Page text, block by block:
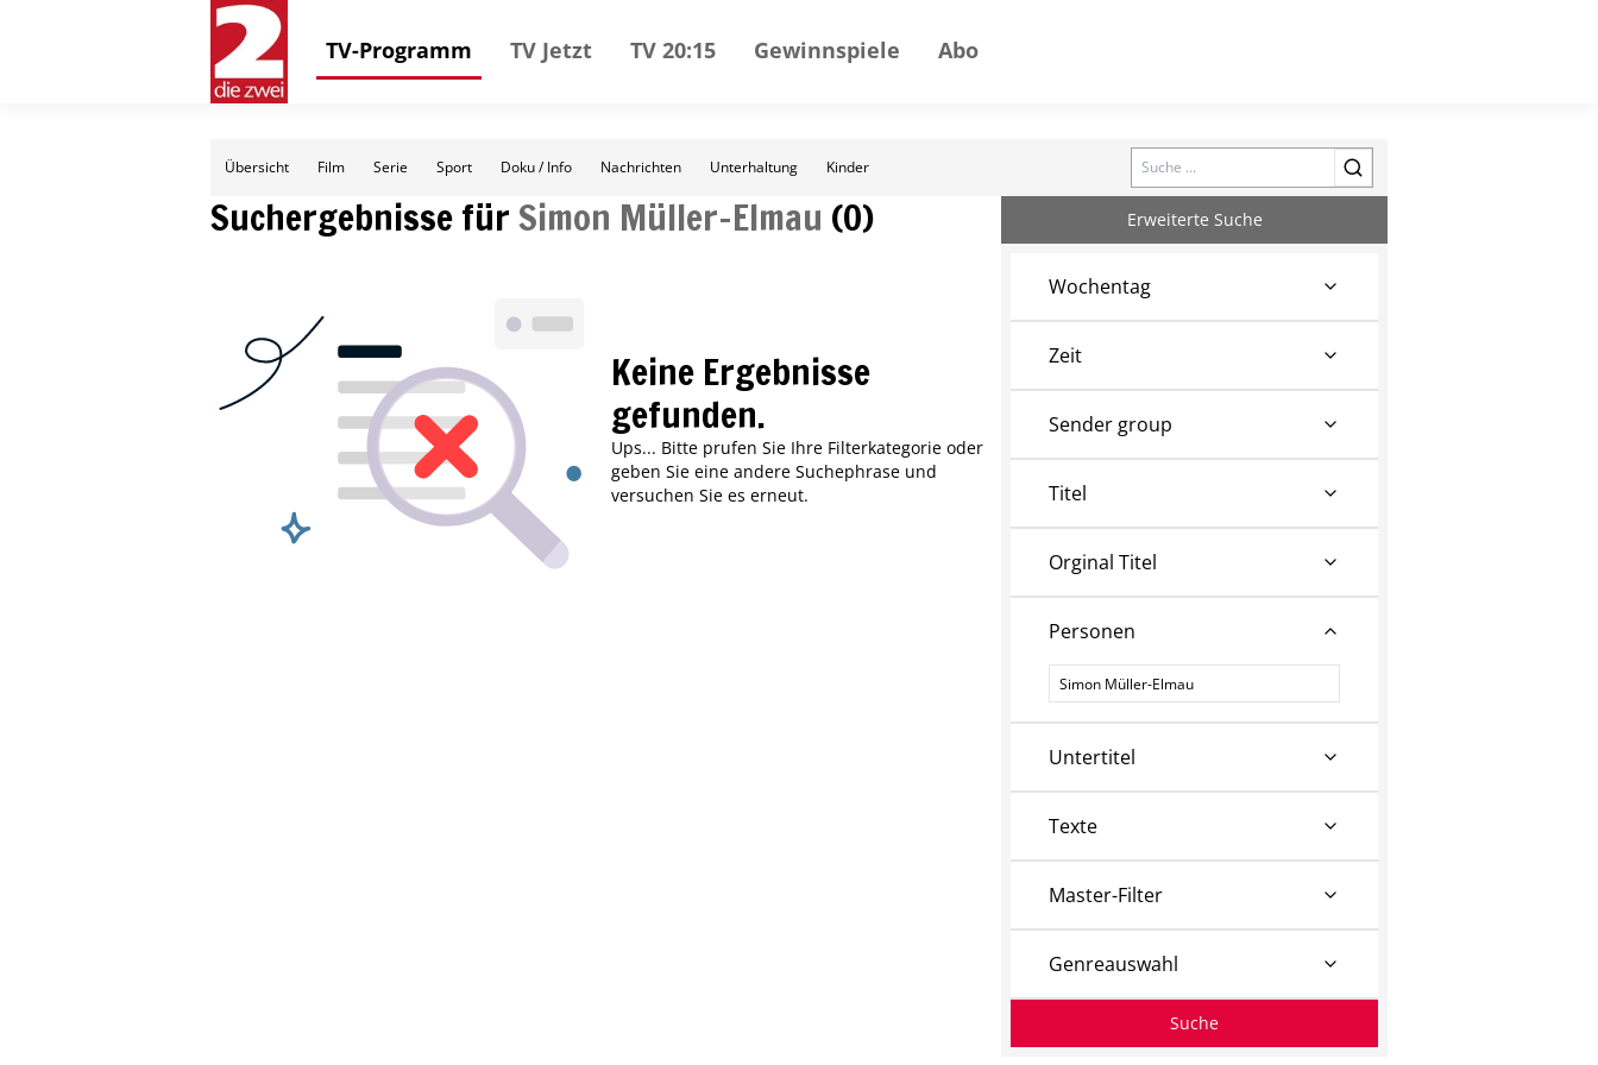
TV-Programm TV Jetzt TV 20:15 Gewinnspiele Abo
Übersicht Film Serie Sport Doku / Info Nachrichten Unterhaltung Kinder Search
Suchergebnisse fürSimon Müller-Elmau (0)
Keine Ergebnisse
gefunden.
Ups... Bitte prufen Sie Ihre Filterkategorie oder
geben Sie eine andere Suchephrase und
versuchen Sie es erneut.
Erweiterte Suche
Wochentag
Zeit
Sender group
Titel
Orginal Titel
Personen
Personen
Untertitel
Texte
Master-Filter
Genreauswahl
Suche